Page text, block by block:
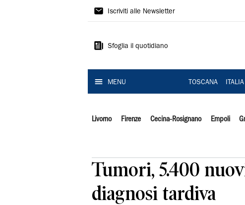
Il
Iscriviti alle Newsletter
Sfoglia il quotidiano
MENU TOSCANA
Livorno Firenze Cecina-Rosignano Empoli
Tumori, 5.400
diagnosi tardiva